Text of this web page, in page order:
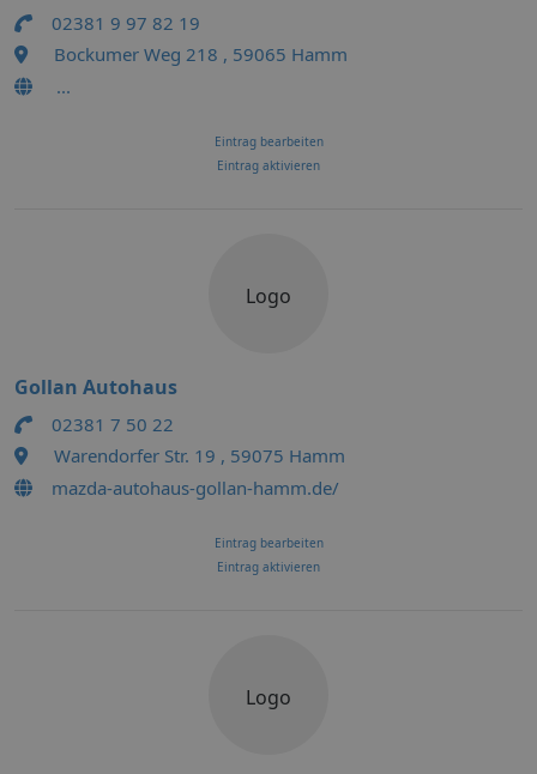
02381 9 97 82 19
Bockumer Weg 218 , 59065 Hamm
...
Eintrag bearbeiten
Eintrag aktivieren
Logo
Gollan Autohaus
02381 7 50 22
Warendorfer Str. 19 , 59075 Hamm
mazda-autohaus-gollan-hamm.de/
Eintrag bearbeiten
Eintrag aktivieren
Logo